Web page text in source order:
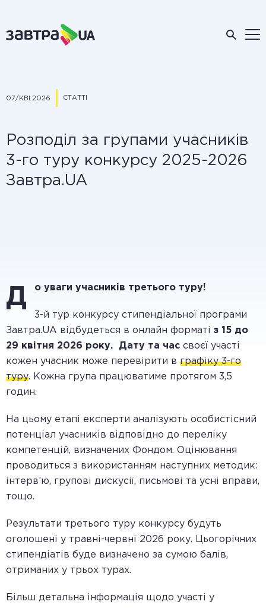
07/КВІ 2026 СТАТТІ
Розподіл за групами учасників
3-го туру конкурсу 2025-2026
Завтра.UA
Д о уваги учасників третього туру!
3-й тур конкурсу стипендіальної програми
Завтра.UA відбудеться в онлайн форматі з 15 до
29 квітня 2026 року. Дату та час своєї участі
кожен учасник може перевірити в графіку 3-го
туру. Кожна група працюватиме протягом 3,5
годин.
На цьому етапі експерти аналізують особистісний
потенціал учасників відповідно до переліку
компетенцій, визначених Фондом. Оцінювання
проводиться з використанням наступних методик:
інтерв’ю, групові дискусії, письмові та усні вправи,
тощо.
Результати третього туру конкурсу будуть
оголошені у травні-червні 2026 року. Цьогорічних
стипендіатів буде визначено за сумою балів,
отриманих у трьох турах.
Більш детальна інформація щодо участі у